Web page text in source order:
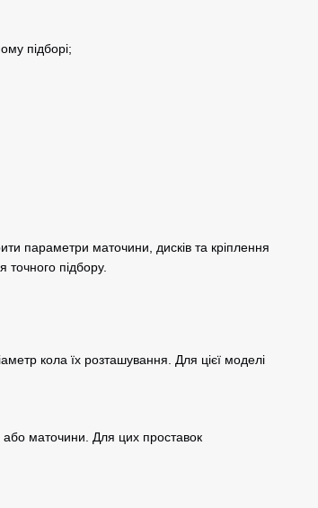
підборі;
параметри маточини, дисків та кріплення
точного підбору.
кола їх розташування. Для цієї моделі
маточини. Для цих проставок